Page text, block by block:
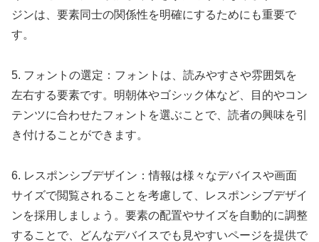
ジンは、要素同士の関係性を明確にするためにも重要で
す。
5. フォントの選定：フォントは、読みやすさや雰囲気を
左右する要素です。明朝体やゴシック体など、目的やコン
テンツに合わせたフォントを選ぶことで、読者の興味を引
き付けることができます。
6. レスポンシブデザイン：情報は様々なデバイスや画面
サイズで閲覧されることを考慮して、レスポンシブデザイ
ンを採用しましょう。要素の配置やサイズを自動的に調整
することで、どんなデバイスでも見やすいページを提供で